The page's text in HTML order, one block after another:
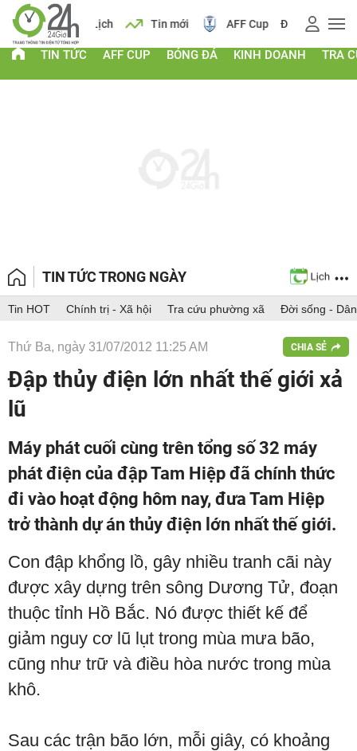
Lịch Tin mới AFF Cup Điểm chuẩn 2026
TIN TỨC AFF CUP BÓNG ĐÁ KINH DOANH TRA
TIN TỨC TRONG NGÀY
Tin HOT Chính trị - Xã hội Tra cứu phường xã Đời sống -
Thứ Ba, ngày 31/07/2012 11:25 AM CHIA SẺ
Đập thủy điện lớn nhất thế giới xả
lũ
Máy phát cuối cùng trên tổng số 32 máy
phát điện của đập Tam Hiệp đã chính thức
đi vào hoạt động hôm nay, đưa Tam Hiệp
trở thành dự án thủy điện lớn nhất thế giới.
Con đập khổng lồ, gây nhiều tranh cãi này
được xây dựng trên sông Dương Tử, đoạn
thuộc tỉnh Hồ Bắc. Nó được thiết kế để
giảm nguy cơ lũ lụt trong mùa mưa bão,
cũng như trữ và điều hòa nước trong mùa
khô.
Sau các trận bão lớn, mỗi giây, có khoảng